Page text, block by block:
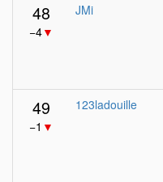
48
−4▼
JMi
49
−1 ▼
123ladouille